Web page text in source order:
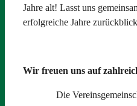
Jahre alt! Lasst uns
erfolgreiche Jahre
Wir freuen uns auf
Die